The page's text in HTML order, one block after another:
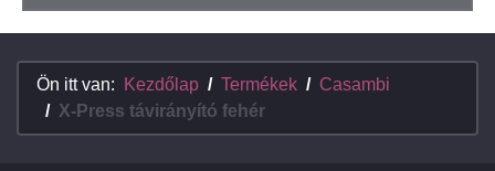
Ön itt van: Kezdőlap Termékek
Casambi
X-Press távirányító fehér